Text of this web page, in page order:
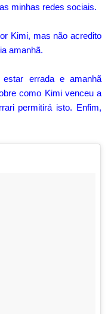
minhas redes sociais.
Kimi, mas não acredito
amanhã.
errada e amanhã
como Kimi venceu a
permitirá isto. Enfim,